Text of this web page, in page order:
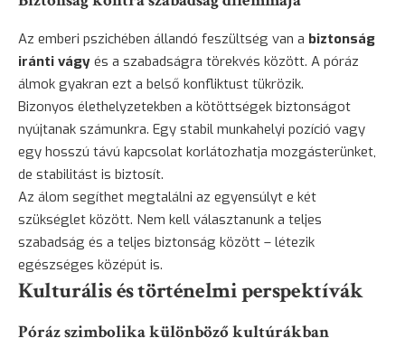
Az emberi pszichében állandó feszültség van a biztonság
iránti vágy és a szabadságra törekvés között. A póráz
álmok gyakran ezt a belső konfliktust tükrözik.
Bizonyos élethelyzetekben a kötöttségek biztonságot
nyújtanak számunkra. Egy stabil munkahelyi pozíció vagy
egy hosszú távú kapcsolat korlátozhatja mozgásterünket,
de stabilitást is biztosít.
Az álom segíthet megtalálni az egyensúlyt e két
szükséglet között. Nem kell választanunk a teljes
szabadság és a teljes biztonság között – létezik
egészséges középút is.
Kulturális és történelmi perspektívák
Póráz szimbolika különböző kultúrákban